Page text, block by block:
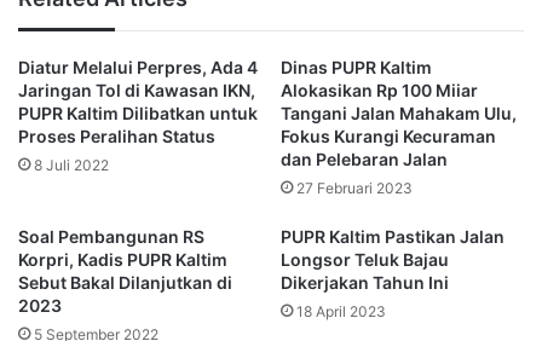
“Prediksi kemantapan jalan nasional hingga akhir 2023
pada akhir 2024 sebesar 94 persen,” tegasnya. (tim
redaksi Diksi)
jalan rusak
kemantapan jalan PUPR Kaltim
Diatur Melalui Perpres, Ada 4
Jaringan Tol di Kawasan IKN,
PUPR Kaltim Dilibatkan untuk
Proses Peralihan Status
8 Juli 2022
Dinas PUPR Kaltim
Alokasikan Rp 100 Miiar
Tangani Jalan Mahakam Ulu,
Fokus Kurangi Kecuraman
dan Pelebaran Jalan
27 Februari 2023
Soal Pembangunan RS
Korpri, Kadis PUPR Kaltim
Sebut Bakal Dilanjutkan di
2023
5 September 2022
PUPR Kaltim Pastikan Jalan
Longsor Teluk Bajau
Dikerjakan Tahun Ini
18 April 2023